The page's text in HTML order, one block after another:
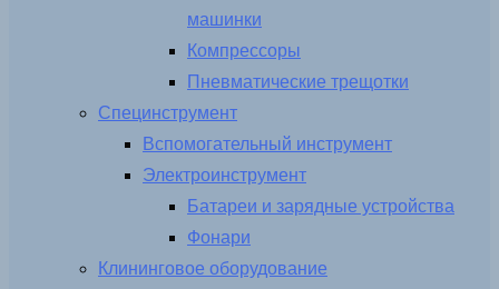
машинки
Компрессоры
Пневматические трещотки
Специнструмент
Вспомогательный инструмент
Электроинструмент
Батареи и зарядные устройства
Фонари
Клининговое оборудование